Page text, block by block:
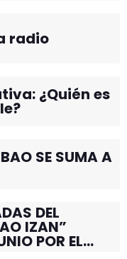
radio
¿Quién es
SE SUMA A
DEL
IZAN”
POR EL